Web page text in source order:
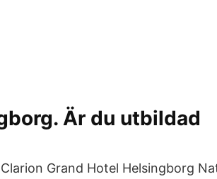
Är du utbildad
Grand Hotel Helsingborg